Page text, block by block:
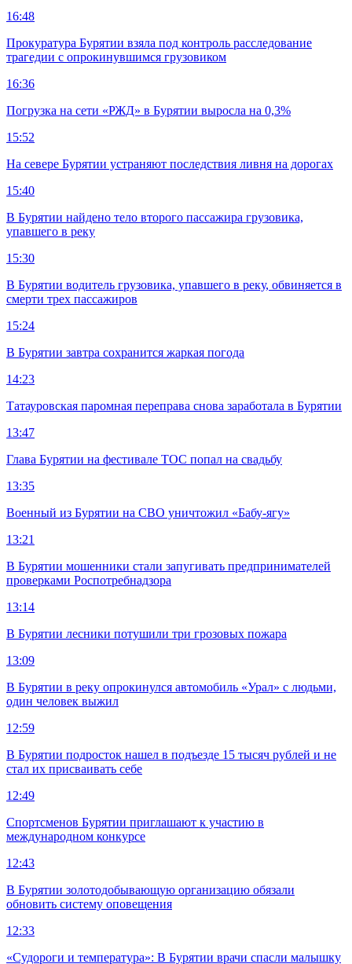
16:48
Прокуратура Бурятии взяла под контроль расследование
трагедии с опрокинувшимся грузовиком
16:36
Погрузка на сети «РЖД» в Бурятии выросла на 0,3%
15:52
На севере Бурятии устраняют последствия ливня на дорогах
15:40
В Бурятии найдено тело второго пассажира грузовика,
упавшего в реку
15:30
В Бурятии водитель грузовика, упавшего в реку, обвиняется в
смерти трех пассажиров
15:24
В Бурятии завтра сохранится жаркая погода
14:23
Татауровская паромная переправа снова заработала в Бурятии
13:47
Глава Бурятии на фестивале ТОС попал на свадьбу
13:35
Военный из Бурятии на СВО уничтожил «Бабу-ягу»
13:21
В Бурятии мошенники стали запугивать предпринимателей
проверками Роспотребнадзора
13:14
В Бурятии лесники потушили три грозовых пожара
13:09
В Бурятии в реку опрокинулся автомобиль «Урал» с людьми,
один человек выжил
12:59
В Бурятии подросток нашел в подъезде 15 тысяч рублей и не
стал их присваивать себе
12:49
Спортсменов Бурятии приглашают к участию в
международном конкурсе
12:43
В Бурятии золотодобывающую организацию обязали
обновить систему оповещения
12:33
«Судороги и температура»: В Бурятии врачи спасли малышку